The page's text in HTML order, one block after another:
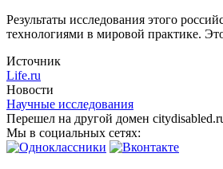
Результаты исследования этого
технологиями в мировой практике.
Источник
Life.ru
Новости
Научные исследования
Перешел на другой домен
Мы в социальных сетях: